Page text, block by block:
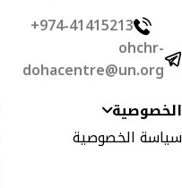
974-41415213+
ohchr-
dohacentre@un.org
الخصوصية
سياسة الخصوصية